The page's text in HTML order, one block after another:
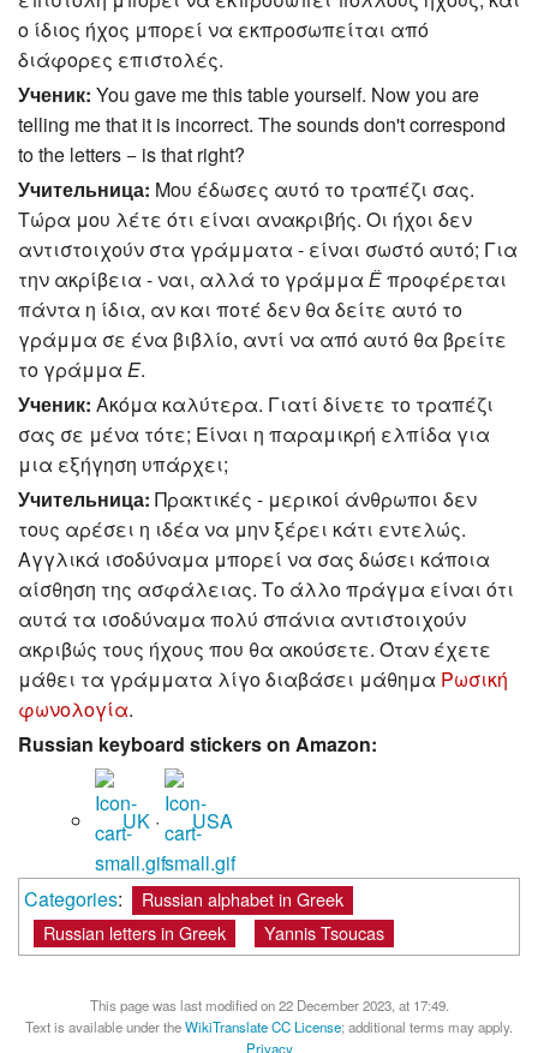
ο ίδιος ήχος μπορεί να εκπροσωπείται από
διάφορες επιστολές.
Ученик: You gave me this table yourself. Now you are
telling me that it is incorrect. The sounds don't correspond
to the letters − is that right?
Учительница: Μου έδωσες αυτό το τραπέζι σας.
Τώρα μου λέτε ότι είναι ανακριβής. Οι ήχοι δεν
αντιστοιχούν στα γράμματα - είναι σωστό αυτό; Για
την ακρίβεια - ναι, αλλά το γράμμα Ёπροφέρεται
πάντα η ίδια, αν και ποτέ δεν θα δείτε αυτό το
γράμμα σε ένα βιβλίο, αντί να από αυτό θα βρείτε
το γράμμα Ε.
Ученик: Ακόμα καλύτερα. Γιατί δίνετε το τραπέζι
σας σε μένα τότε; Είναι η παραμικρή ελπίδα για
μια εξήγηση υπάρχει;
Учительница: Πρακτικές - μερικοί άνθρωποι δεν
τους αρέσει η ιδέα να μην ξέρει κάτι εντελώς.
Αγγλικά ισοδύναμα μπορεί να σας δώσει κάποια
αίσθηση της ασφάλειας. Το άλλο πράγμα είναι ότι
αυτά τα ισοδύναμα πολύ σπάνια αντιστοιχούν
ακριβώς τους ήχους που θα ακούσετε. Όταν έχετε
μάθει τα γράμματα λίγο διαβάσει μάθημα Ρωσική
φωνολογία.
Russian keyboard stickers on Amazon:
UK · USA
Categories:
Russian alphabet in Greek
Russian letters in Greek
Yannis Tsoucas
This page was last modified on 22 December 2023, at 17:49.
Text is available under theWikiTranslate CC License; additional terms may apply.
Privacy